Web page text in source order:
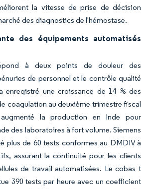
la vitesse de prise de décision
des diagnostics de l'hémostase.
des équipements automatisés
à deux points de douleur des
de personnel et le contrôle qualité
enregistré une croissance de 14 % des
coagulation au deuxième trimestre fiscal
la production en Inde pour
des laboratoires à fort volume. Siemens
plus de 60 tests conformes au DMDIV à
assurant la continuité pour les clients
de travail automatisées. Le cobas t
390 tests par heure avec un coefficient